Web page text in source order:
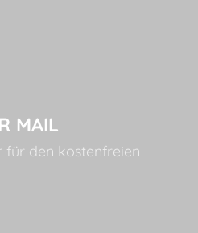
MAIL
für den kostenfreien